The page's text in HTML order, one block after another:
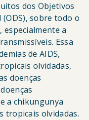
dos Objetivos
sobre todo o
especialmente a
Essa
de AIDS,
olvidadas,
doenças
a chikungunya
tropicais olvidadas.